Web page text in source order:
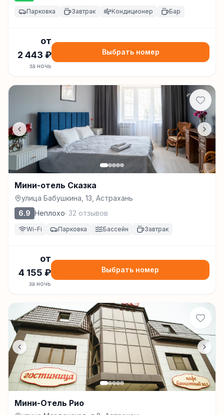
Парковка Завтрак Кондиционер Бар
от
2 443 ₽
за ночь
Выбрать номер
Мини-отель Сказка
улица Бабушкина, 13, Астрахань
6.9 Неплохо· 32 отзывов
Wi-Fi Парковка Бассейн Завтрак
от
4 155 ₽
за ночь
Выбрать номер
Мини-Отель Рио